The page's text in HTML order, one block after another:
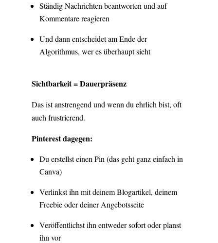
Ständig Nachrichten beantworten und auf
Kommentare reagieren
Und dann entscheidet am Ende der
Algorithmus, wer es überhaupt sieht
Sichtbarkeit = Dauerpräsenz
Das ist anstrengend und wenn du ehrlich bist, oft
auch frustrierend.
Pinterest dagegen:
Du erstellst einen Pin (das geht ganz einfach in
Canva)
Verlinkst ihn mit deinem Blogartikel, deinem
Freebie oder deiner Angebotsseite
Veröffentlichst ihn entweder sofort oder planst
ihn vor